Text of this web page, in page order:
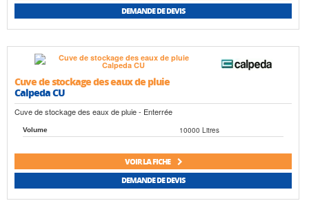
DEMANDE DE DEVIS
Cuve de stockage des eaux de pluie
Calpeda CU
Cuve de stockage des eaux de pluie - Enterrée
Volume 10000 Litres
VOIR LA FICHE
DEMANDE DE DEVIS